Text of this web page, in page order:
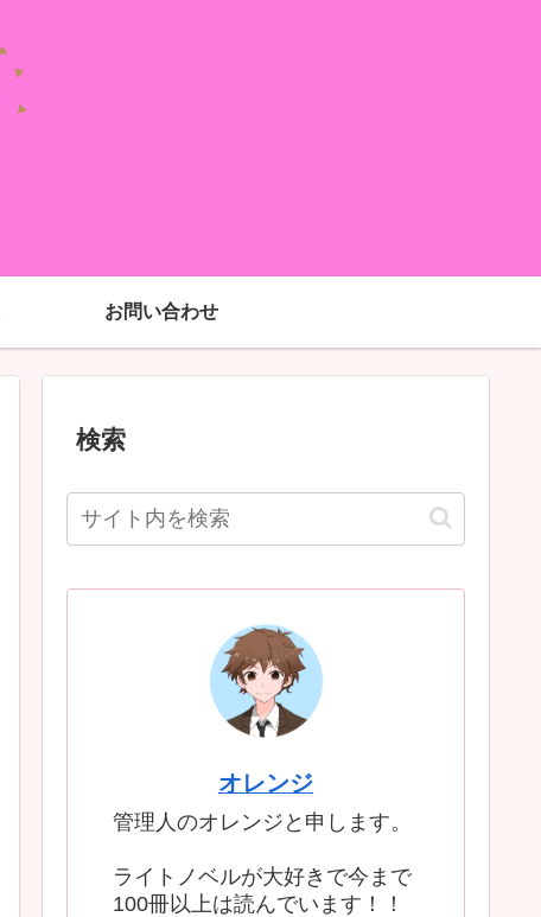
お問い合わせ
検索
オレンジ
管理人のオレンジと申します。
ライトノベルが大好きで今まで
100冊以上は読んでいます！！